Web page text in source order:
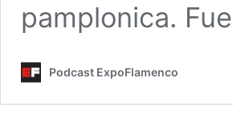
pamplonica.
Podcast ExpoFlamenco